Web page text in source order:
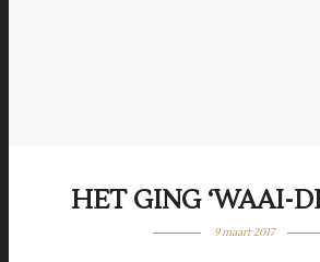
HET GING ‘WAAI-
9 maart 2017